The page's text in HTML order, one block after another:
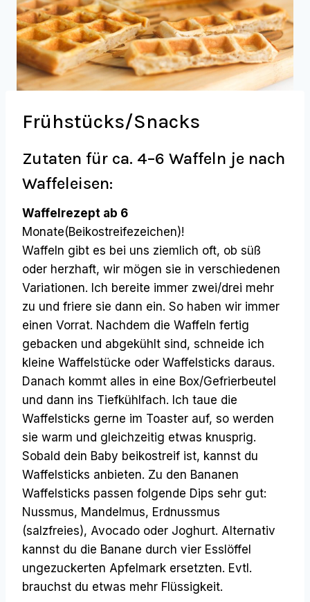
Frühstücks/Snacks
Zutaten für ca. 4–6 Waffeln je nach
Waffeleisen:
Waffelrezept ab 6
Monate(Beikostreifezeichen)!
Waffeln gibt es bei uns ziemlich oft, ob süß
oder herzhaft, wir mögen sie in verschiedenen
Variationen. Ich bereite immer zwei/drei mehr
zu und friere sie dann ein. So haben wir immer
einen Vorrat. Nachdem die Waffeln fertig
gebacken und abgekühlt sind, schneide ich
kleine Waffelstücke oder Waffelsticks daraus.
Danach kommt alles in eine Box/Gefrierbeutel
und dann ins Tiefkühlfach. Ich taue die
Waffelsticks gerne im Toaster auf, so werden
sie warm und gleichzeitig etwas knusprig.
Sobald dein Baby beikostreif ist, kannst du
Waffelsticks anbieten. Zu den Bananen
Waffelsticks passen folgende Dips sehr gut:
Nussmus, Mandelmus, Erdnussmus
(salzfreies), Avocado oder Joghurt. Alternativ
kannst du die Banane durch vier Esslöffel
ungezuckerten Apfelmark ersetzten. Evtl.
brauchst du etwas mehr Flüssigkeit.